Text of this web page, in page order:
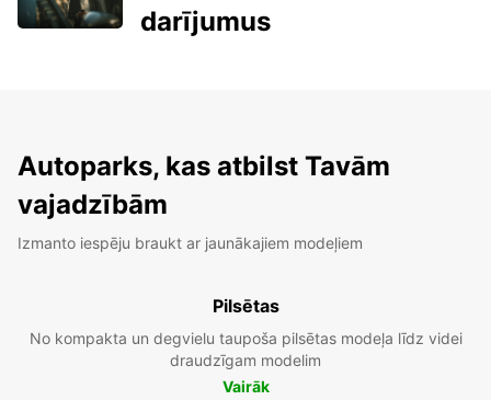
darījumus
Autoparks, kas atbilst Tavām
vajadzībām
Izmanto iespēju braukt ar jaunākajiem modeļiem
Pilsētas
No kompakta un degvielu taupoša pilsētas modeļa līdz videi
draudzīgam modelim
Vairāk